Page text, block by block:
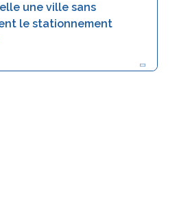
une ville sans
le stationnement